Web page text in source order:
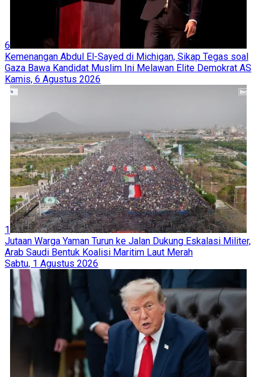
6
Kemenangan Abdul El-Sayed di Michigan, Sikap Tegas soal
Gaza Bawa Kandidat Muslim Ini Melawan Elite Demokrat AS
Kamis, 6 Agustus 2026
1
Jutaan Warga Yaman Turun ke Jalan Dukung Eskalasi Militer,
Arab Saudi Bentuk Koalisi Maritim Laut Merah
Sabtu, 1 Agustus 2026